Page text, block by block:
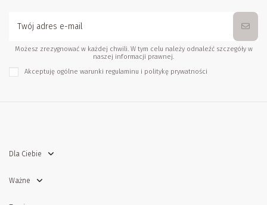
Możesz zrezygnować w każdej chwili. W tym celu należy odnaleźć szczegóły w
naszej informacji prawnej.
Akceptuję ogólne warunki regulaminu i politykę prywatności
Dla Ciebie
Ważne